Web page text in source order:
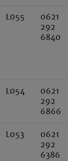
L055
0621
292
6840
L054
0621
292
6866
L053
0621
292
6386